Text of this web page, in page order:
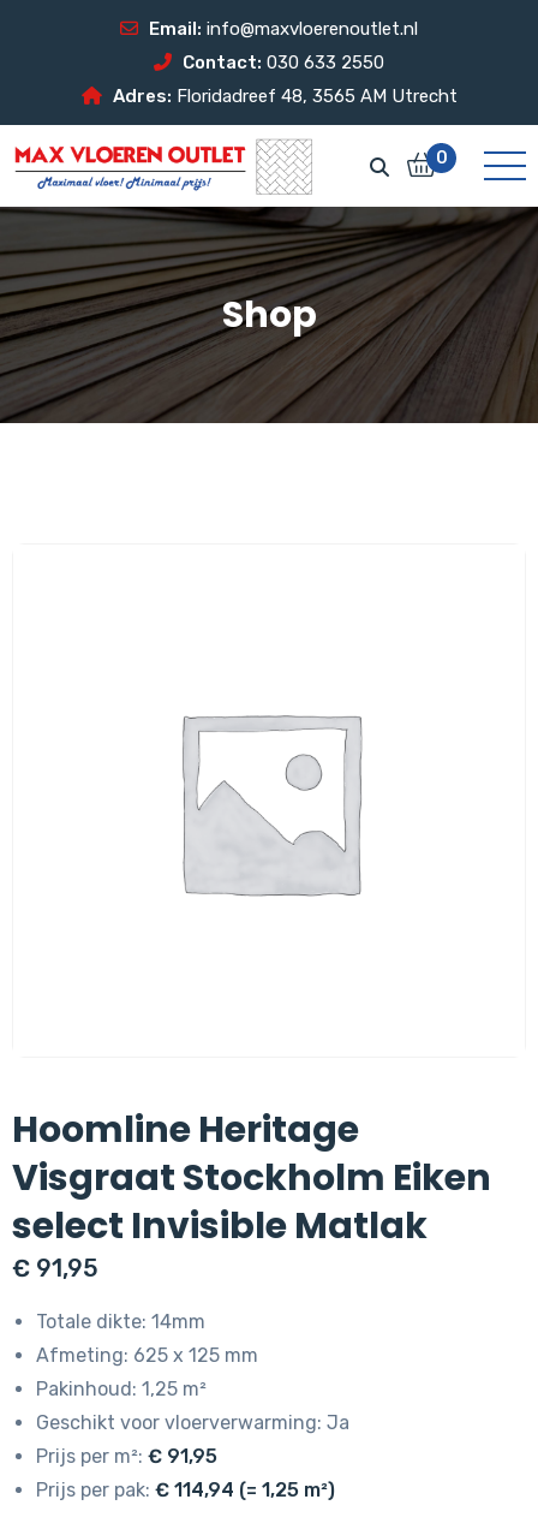
Email: info@maxvloerenoutlet.nl
Contact: 030 633 2550
Adres: Floridadreef 48, 3565 AM Utrecht
0
Shop
Hoomline Heritage
Visgraat Stockholm Eiken
select Invisible Matlak
€ 91,95
Totale dikte: 14mm
Afmeting: 625 x 125 mm
Pakinhoud: 1,25 m²
Geschikt voor vloerverwarming: Ja
Prijs per m²: € 91,95
Prijs per pak: € 114,94 (= 1,25 m²)